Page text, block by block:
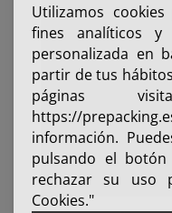
Utilizamos
fines analíticos y
personalizada en
partir de tus
páginas
https://
información.
pulsando el botón
rechazar su uso
Cookies."